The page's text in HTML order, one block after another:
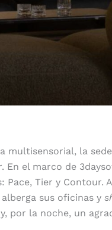
multisensorial, la
En el marco de
Pace, Tier y
sus oficinas y
por la noche, un